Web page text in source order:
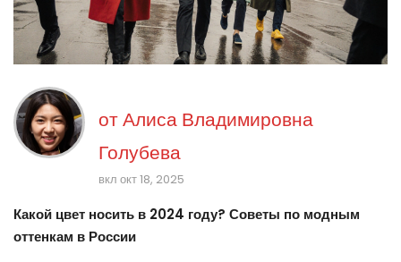
отАлиса Владимировна
Голубева
вкл окт 18, 2025
Какой цвет носить в 2024 году? Советы по модным
оттенкам в России